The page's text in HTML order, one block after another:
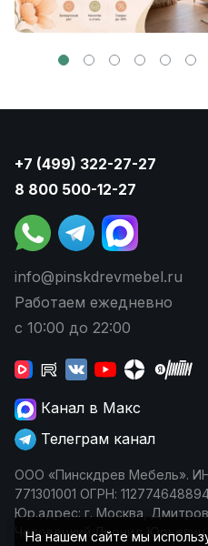
+7 (499) 322-27-27
8 800 500-12-27
info@pinskdrevmebel.ru
Работаем ежедневно
с 10:00 до 22:00
Канал в Макс
Телеграм канал
ООО «Пинскдрев Мебель».
771301001 ОГРН:
Юр.адрес: г. Москва,
Чеповецкий Леонид Юрьевич
На нашем сайте мы